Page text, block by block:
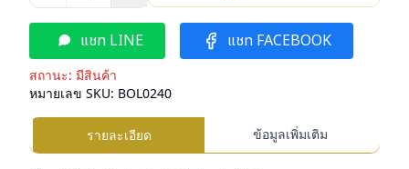
แชท LINE แชท FACEBOOK
สถานะ: มีสินค้า
หมายเลข SKU: BOL0240
รายละเอียด ข้อมูลเพิ่มเติม